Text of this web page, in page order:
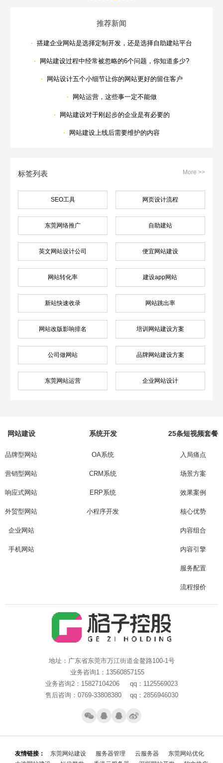
推荐新闻
· 搭建企业网站是选择定制开发，还是选择自助建站平台
· 网站建设过程中经常被忽略的6个问题，你知道多少?
· 网站设计五个小细节让你的网站更好的留住客户
· 网站运营，这些事一定不能做
· 网站建设对于刚起步的企业是有必要的
· 网站建设上线后需要维护的内容
标签列表 More >>
SEO工具 网页设计流程
东莞网络推广 自助建站
英文网站设计公司 便宜网站建设
网站转化率 建设app网站
新站快速收录 网站跳出率
网站改版影响排名 培训网站建设方案
公司做网站 品牌网站建设方案
东莞网站运营 企业网站设计
网站建设
品牌型网站
营销型网站
响应式网站
外贸型网站
企业网站
手机网站
系统开发
OA系统
CRM系统
ERP系统
小程序开发
25条短视频套餐
入局痛点
场景方案
效果案例
核心优势
内容组合
内容引擎
服务配置
流程报价
地址：广东省东莞市万江街道金鳌路100-1号
业务咨询1：13560857155
业务咨询2：15827104206 qq：1125569023
售后咨询：0769-33808380 qq：2856946030
友情链接： 东莞网站建设 服务器管理 云服务器
东莞网站优化